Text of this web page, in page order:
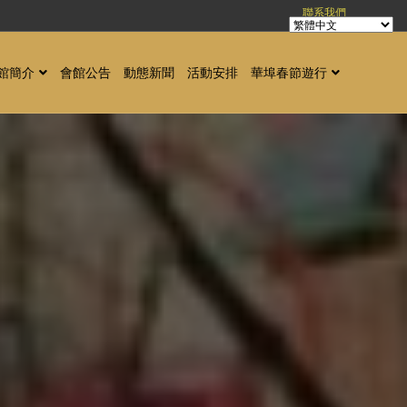
聯系我們
簡介 會館公告 動態新聞 活動安排 華埠春節遊行